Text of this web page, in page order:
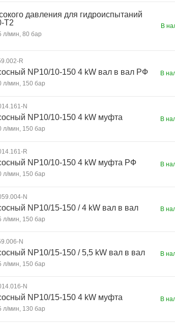
давления для гидроиспытаний
Т2
л/мин, 80 бар
В
R
NP10/10-150 4 kW вал в вал РФ
л/мин, 150 бар
В
N
NP10/10-150 4 kW муфта
л/мин, 150 бар
В
R
NP10/10-150 4 kW муфта РФ
л/мин, 150 бар
В
N
NP10/15-150 / 4 kW вал в вал
л/мин, 150 бар
В
N
NP10/15-150 / 5,5 kW вал в вал
л/мин, 150 бар
В
N
NP10/15-150 4 kW муфта
л/мин, 130 бар
В